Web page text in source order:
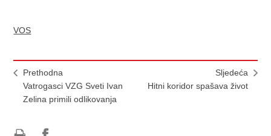
VOS
Prethodna
Vatrogasci VZG Sveti Ivan
Zelina primili odlikovanja
Sljedeća
Hitni koridor spašava život